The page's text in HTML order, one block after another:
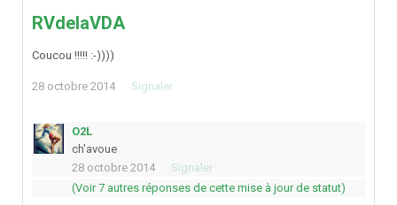
RVdelaVDA
Coucou !!!!! :-))))
28 octobre 2014 Signaler
O2L
ch'avoue
28 octobre 2014
Signaler
(Voir 7 autres réponses de cette mise à jour de statut)